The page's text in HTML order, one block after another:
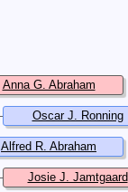
Anna G. Abraham
Oscar J. Ronning
Alfred R. Abraham
Josie J. Jamtgaard